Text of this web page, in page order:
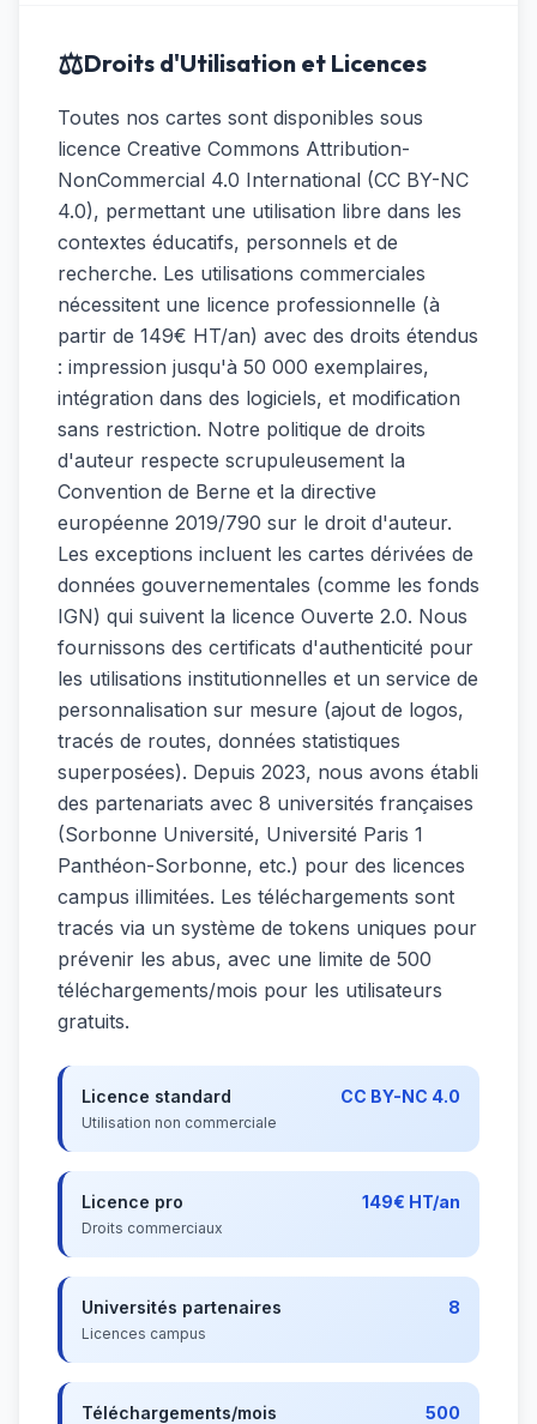
⚖️Droits d'Utilisation et Licences
Toutes nos cartes sont disponibles sous
licence Creative Commons Attribution-
NonCommercial 4.0 International (CC BY-NC
4.0), permettant une utilisation libre dans les
contextes éducatifs, personnels et de
recherche. Les utilisations commerciales
nécessitent une licence professionnelle (à
partir de 149€ HT/an) avec des droits étendus
: impression jusqu'à 50 000 exemplaires,
intégration dans des logiciels, et modification
sans restriction. Notre politique de droits
d'auteur respecte scrupuleusement la
Convention de Berne et la directive
européenne 2019/790 sur le droit d'auteur.
Les exceptions incluent les cartes dérivées de
données gouvernementales (comme les fonds
IGN) qui suivent la licence Ouverte 2.0. Nous
fournissons des certificats d'authenticité pour
les utilisations institutionnelles et un service de
personnalisation sur mesure (ajout de logos,
tracés de routes, données statistiques
superposées). Depuis 2023, nous avons établi
des partenariats avec 8 universités françaises
(Sorbonne Université, Université Paris 1
Panthéon-Sorbonne, etc.) pour des licences
campus illimitées. Les téléchargements sont
tracés via un système de tokens uniques pour
prévenir les abus, avec une limite de 500
téléchargements/mois pour les utilisateurs
gratuits.
Licence standard CC BY-NC 4.0
Utilisation non commerciale
Licence pro 149€ HT/an
Droits commerciaux
Universités partenaires 8
Licences campus
Téléchargements/mois 500